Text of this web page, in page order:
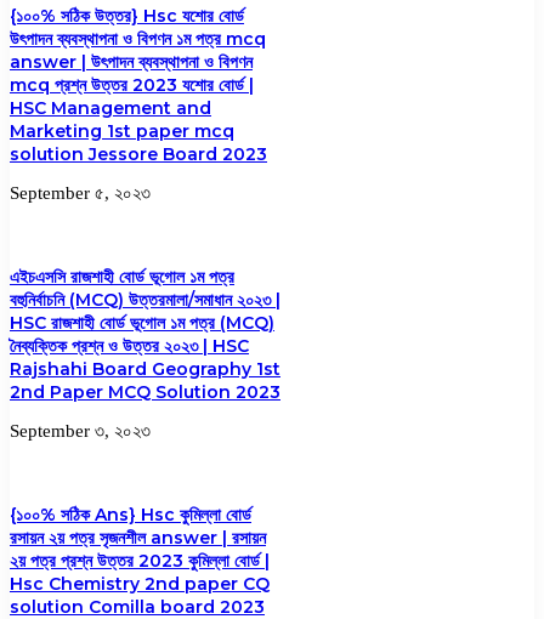
{১০০% সঠিক উত্তর} Hsc যশোর বোর্ড
উৎপাদন ব্যবস্থাপনা ও বিপণন ১ম পত্র mcq
answer | উৎপাদন ব্যবস্থাপনা ও বিপণন
mcq প্রশ্ন উত্তর 2023 যশোর বোর্ড |
HSC Management and
Marketing 1st paper mcq
solution Jessore Board 2023
September ৫, ২০২৩
এইচএসসি রাজশাহী বোর্ড ভূগোল ১ম পত্র
বহুনির্বাচনি (MCQ) উত্তরমালা/সমাধান ২০২৩ |
HSC রাজশাহী বোর্ড ভূগোল ১ম পত্র (MCQ)
নৈব্যক্তিক প্রশ্ন ও উত্তর ২০২৩ | HSC
Rajshahi Board Geography 1st
2nd Paper MCQ Solution 2023
September ৩, ২০২৩
{১০০% সঠিক Ans} Hsc কুমিল্লা বোর্ড
রসায়ন ২য় পত্র সৃজনশীল answer | রসায়ন
২য় পত্র প্রশ্ন উত্তর 2023 কুমিল্লা বোর্ড |
Hsc Chemistry 2nd paper CQ
solution Comilla board 2023